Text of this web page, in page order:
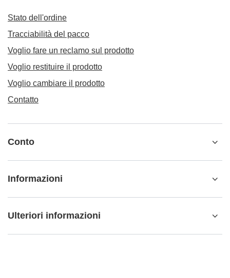
Stato dell'ordine
Tracciabilità del pacco
Voglio fare un reclamo sul prodotto
Voglio restituire il prodotto
Voglio cambiare il prodotto
Contatto
Conto
Informazioni
Ulteriori informazioni